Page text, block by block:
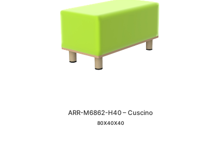
ARR-M6862-H40 – Cuscino
80X40X40